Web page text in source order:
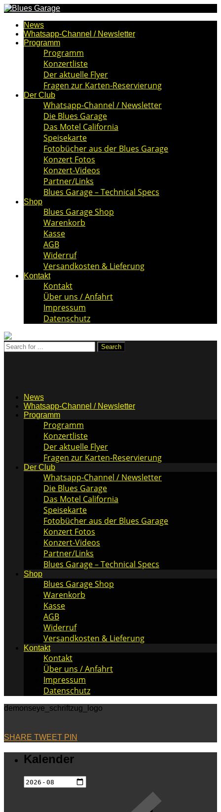
News
Whatsapp-Channel / Newsletter
Programm
Programm
Konzertliste
Der aktuelle Flyer
Fragen zur Karten-Reservierung
Der Club
Whatsapp-Channel / Newsletter
Die Blues Garage
Das Motel California
Speisekarte
Fotobücher aus der Blues Garage
Konzert Fotos
Konzert-Videos
Partner/Links
Blues Garage – Technical Specs
Shop
Blues Garage Shop
Warenkorb
Kasse
AGB
Widerruf
Versandkosten & Lieferung
Kontakt
Kontakt
Über uns / Anfahrt
Impressum
Datenschutz
News
Whatsapp-Channel / Newsletter
Programm
Programm
Konzertliste
Der aktuelle Flyer
Fragen zur Karten-Reservierung
Der Club
Whatsapp-Channel / Newsletter
Die Blues Garage
Das Motel California
Speisekarte
Fotobücher aus der Blues Garage
Konzert Fotos
Konzert-Videos
Partner/Links
Blues Garage – Technical Specs
Shop
Blues Garage Shop
Warenkorb
Kasse
AGB
Widerruf
Versandkosten & Lieferung
Kontakt
Kontakt
Über uns / Anfahrt
Impressum
Datenschutz
demonseye_schriftzug_logo
SHARE TWEET PIN
Kalender